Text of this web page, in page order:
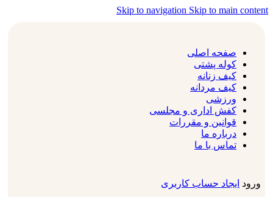
Skip to navigation Skip to main content
صفحه اصلی
کوله پشتی
کیف زنانه
کیف مردانه
ورزشی
کفش اداری و مجلسی
قوانین و مقررات
درباره ما
تماس با ما
ورود ایجاد حساب کاربری